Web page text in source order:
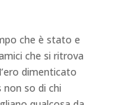
che è stato e
che si ritrova
dimenticato
non so di chi